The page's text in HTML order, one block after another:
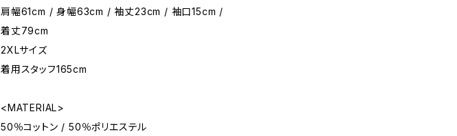
肩幅61cm / 身幅63cm / 袖丈23cm / 袖口15cm /
着丈79cm
2XLサイズ
着用スタッフ165cm
<MATERIAL>
50％コットン / 50％ポリエステル